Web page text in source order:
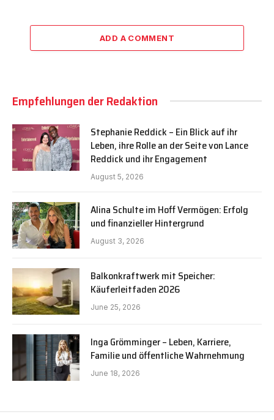
ADD A COMMENT
Empfehlungen der Redaktion
Stephanie Reddick – Ein Blick auf ihr
Leben, ihre Rolle an der Seite von Lance
Reddick und ihr Engagement
August 5, 2026
Alina Schulte im Hoff Vermögen: Erfolg
und finanzieller Hintergrund
August 3, 2026
Balkonkraftwerk mit Speicher:
Käuferleitfaden 2026
June 25, 2026
Inga Grömminger – Leben, Karriere,
Familie und öffentliche Wahrnehmung
June 18, 2026